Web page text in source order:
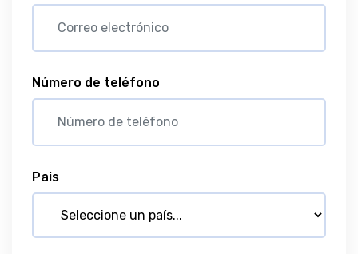
Número de teléfono
Pais